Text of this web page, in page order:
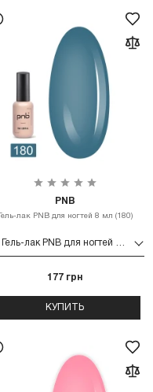
PNB
Гель-лак PNB для ногтей 8 мл (180)
Гель-лак PNB для ногтей 8 мл (180)
177 грн
КУПИТЬ